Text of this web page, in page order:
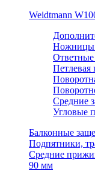
Weidtmann
Ножницы
Петлевая
Средние
Угловые
Балконные
Подпятники,
Средние
90 мм